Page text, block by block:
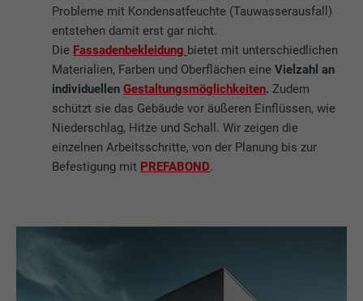
Probleme mit Kondensatfeuchte (Tauwasserausfall)
entstehen damit erst gar nicht.
Die Fassadenbekleidung bietet mit unterschiedlichen
Materialien, Farben und Oberflächen eine Vielzahl an
individuellenGestaltungsmöglichkeiten. Zudem
schützt sie das Gebäude vor äußeren Einflüssen, wie
Niederschlag, Hitze und Schall. Wir zeigen die
einzelnen Arbeitsschritte, von der Planung bis zur
Befestigung mit PREFABOND.